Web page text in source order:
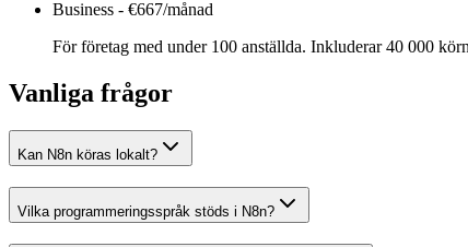
Business - €667/månad
För företag med under 100 anställda. Inkluderar 40 000
Vanliga frågor
Kan N8n köras lokalt?
Vilka programmeringsspråk stöds i N8n?